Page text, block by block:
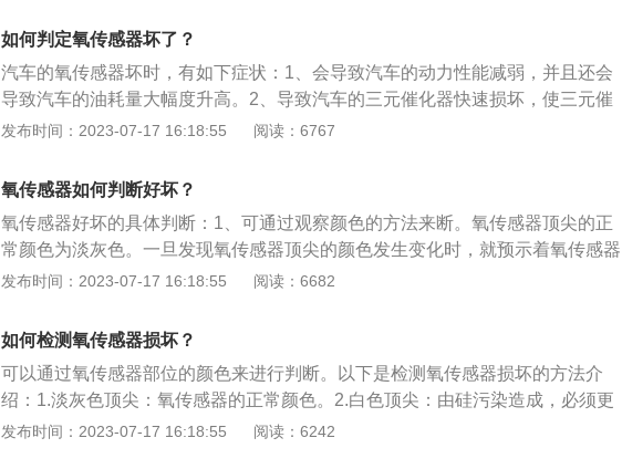
则说明氧传感器受铅污染，这是由于汽车使用含铅汽油所致。2、测量氧传感器
的电阻值来判断：当发动机温度达到正常后，拔下氧传感器的导线连接器，用电
阻表检测压力传感器的端子之间的电阻值，电阻值应符合具体车型标准值的要求
(一般为4-40Ω)，如电阻值不符合要求，则应更换氧传感器。
如何判定氧传感器坏了？
汽车的氧传感器坏时，有如下症状：1、会导致汽车的动力性能减弱，并且还会
导致汽车的油耗量大幅度升高。2、导致汽车的三元催化器快速损坏，使三元催
化器的使用寿命大大减弱等。以下是关于汽车的氧传感器的相关介绍：1、氧传
氧传感器监测到排气中的氧浓度，向ECU发出反馈，通过反馈控制喷油器喷油量
的大小，从而控制混合气的空燃比在正常范围内。2、氧传感器由化学平衡计算
出氧浓度，达到监测混合气空燃比的目的，所以当前氧传感器坏了就无法监测汽
车的废气排放值。氧传感器的核心部件是多孔的ZrO2陶瓷管，在一定温度下，管
内高浓度的氧分子可以被吸附形成电子，产生电势差。
发布时间：2023-07-17 16:18:55 阅读：6767
氧传感器如何判断好坏？
氧传感器好坏的具体判断：1、可通过观察颜色的方法来断。氧传感器顶尖的正
常颜色为淡灰色。一旦发现氧传感器顶尖的颜色发生变化时，就预示着氧传感器
存在着故障或者故障隐患。黑色顶尖的氧传感器由碳污染造成，拆下后，应清除
是由于汽车使用了含铅汽油所致。2、测量氧传感器的电阻值来判断。当发动机
温度达到正常后，拔下氧传感器的导线连接器，用电阻表检测压力传感器的端子
之间的电阻值，电阻值应符合具体车型标准值的要求(一般为4-40Ω)，如电阻值不
符合要求，则应更换氧传感器。3、可能过汽车电脑检测仪检查来判断。需要着
车，热车，水温达到80度，查看电脑检测仪氧传感器的电压值会在0v-1v不断变
发布时间：2023-07-17 16:18:55 阅读：6682
如何检测氧传感器损坏？
可以通过氧传感器部位的颜色来进行判断。以下是检测氧传感器损坏的方法介
绍：1.淡灰色顶尖：氧传感器的正常颜色。2.白色顶尖：由硅污染造成，必须更
换氧传感器。3.棕色顶尖：由铅污染造成，如果严重，必须更换氧传感器。4.黑
发布时间：2023-07-17 16:18:55 阅读：6242